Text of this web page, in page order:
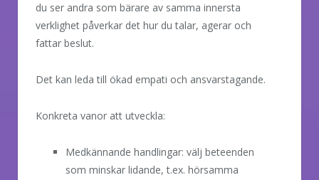
du ser andra som bärare av samma innersta
verklighet påverkar det hur du talar, agerar och
fattar beslut.
Det kan leda till ökad empati och ansvarstagande.
Konkreta vanor att utveckla:
Medkännande handlingar: välj beteenden
som minskar lidande, t.ex. hörsamma